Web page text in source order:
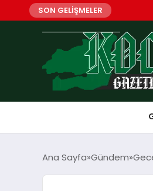
SON GELİŞMELER
Ana Sayfa Gündem